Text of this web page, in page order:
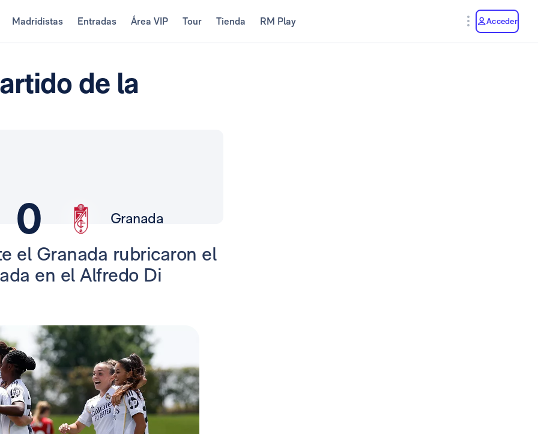
Madridistas Entradas Área VIP Tour Tienda RM Play Acceder
de la
0 Granada
el Granada rubricaron el
en el Alfredo Di